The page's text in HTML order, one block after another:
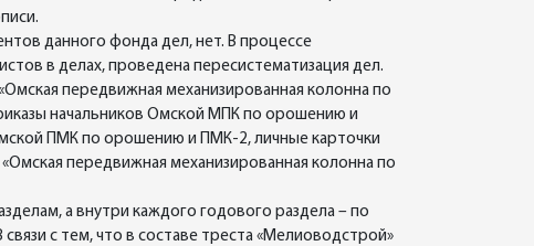
данного фонда дел, нет. В процессе
в делах, проведена пересистематизация дел.
передвижная механизированная колонна по
начальников Омской МПК по орошению и
ПМК по орошению и ПМК-2, личные карточки
передвижная механизированная колонна по
а внутри каждого годового раздела – по
с тем, что в составе треста «Мелиоводстрой»